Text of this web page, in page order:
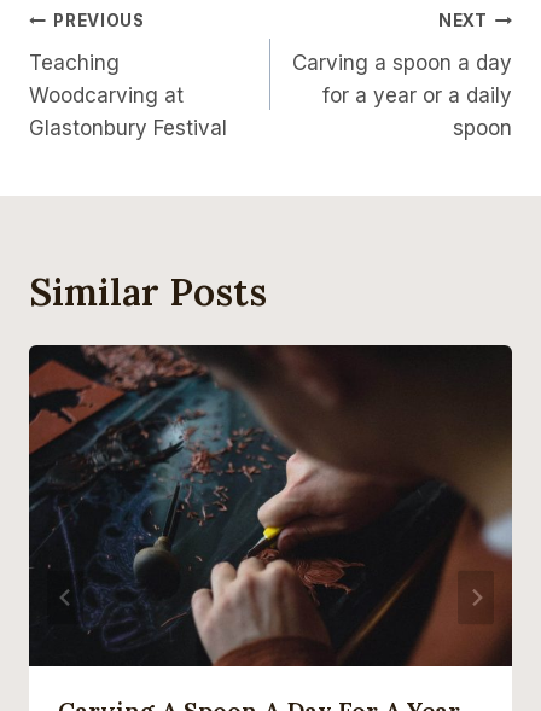
Post
Navigation
PREVIOUS
Teaching
Woodcarving at
Glastonbury Festival
NEXT
Carving a spoon a day
for a year or a daily
spoon
Similar Posts